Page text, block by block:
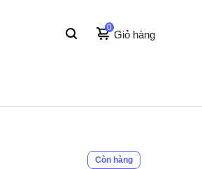
0
Giỏ hàng
Còn hàng